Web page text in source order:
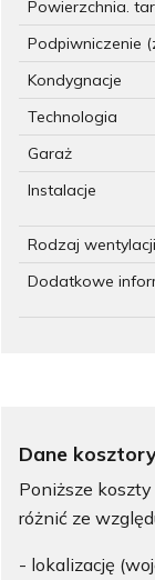
Powierzchnia.
Podpiwniczenie
Kondygnacje
Technologia
Garaż
Instalacje
Rodzaj wentylacji
Dodatkowe
Dane
Poniższe
różnić ze
- lokalizację